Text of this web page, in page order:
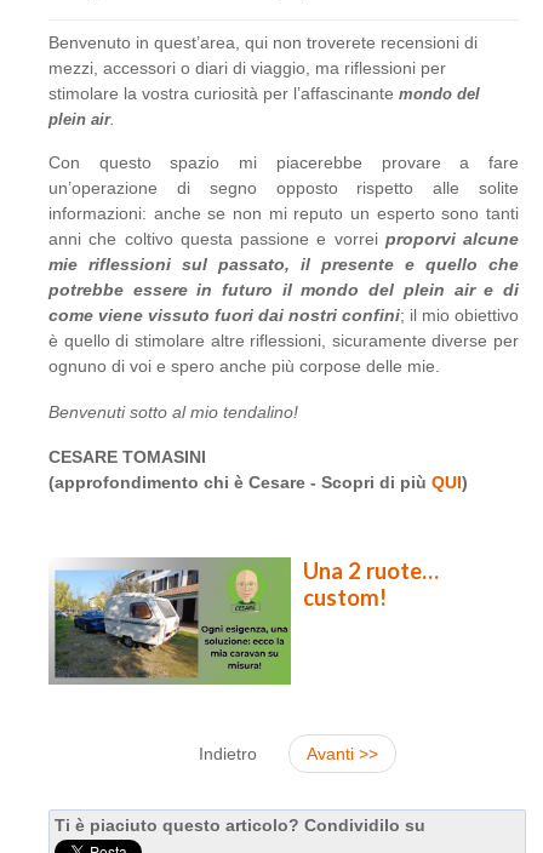
Benvenuto in quest’area, qui non troverete recensioni di
mezzi, accessori o diari di viaggio, ma riflessioni per
stimolare la vostra curiosità per l’affascinante mondo del
plein air.
Con questo spazio mi piacerebbe provare a fare
un’operazione di segno opposto rispetto alle solite
informazioni: anche se non mi reputo un esperto sono tanti
anni che coltivo questa passione e vorrei proporvi alcune
mie riflessioni sul passato, il presente e quello che
potrebbe essere in futuro il mondo del plein air e di
come viene vissuto fuori dai nostri confini; il mio obiettivo
è quello di stimolare altre riflessioni, sicuramente diverse per
ognuno di voi e spero anche più corpose delle mie.
Benvenuti sotto al mio tendalino!
CESARE TOMASINI
(approfondimento chi è Cesare - Scopri di più QUI)
Una 2 ruote…
custom!
Indietro Avanti >>
Ti è piaciuto questo articolo? Condividilo su